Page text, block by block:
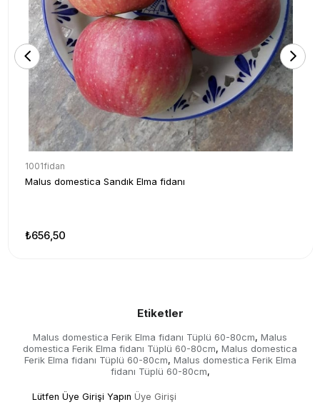
1001fidan
Malus domestica Sandık Elma fidanı
₺656,50
Etiketler
Malus domestica Ferik Elma fidanı Tüplü 60-80cm, Malus
domestica Ferik Elma fidanı Tüplü 60-80cm, Malus domestica
Ferik Elma fidanı Tüplü 60-80cm, Malus domestica Ferik Elma
fidanı Tüplü 60-80cm,
Lütfen Üye Girişi Yapın Üye Girişi